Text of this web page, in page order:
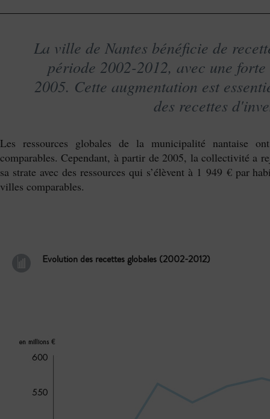
La ville de Nantes bénéficie de
période 2002-2012, avec une
2005. Cette augmentation est
des recettes
Les ressources globales de la municipalité nantaise
comparables. Cependant, à partir de 2005, la collectivité a
sa strate avec des ressources qui s’élèvent à 1 949 € par
villes comparables.
Evolution des recettes globales (2002-2012)